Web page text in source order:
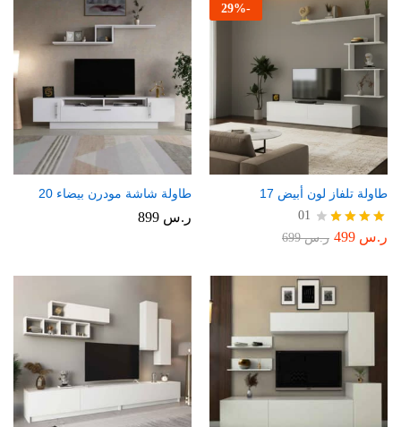
-
29%
طاولة تلفاز لون أبيض 17
تم
من 5
01
ر.س ر.س699
طاولة شاشة مودرن بيضاء 20
ر.س